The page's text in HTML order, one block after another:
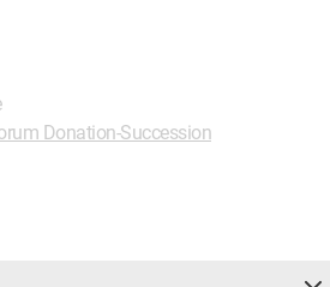
Donation-Succession